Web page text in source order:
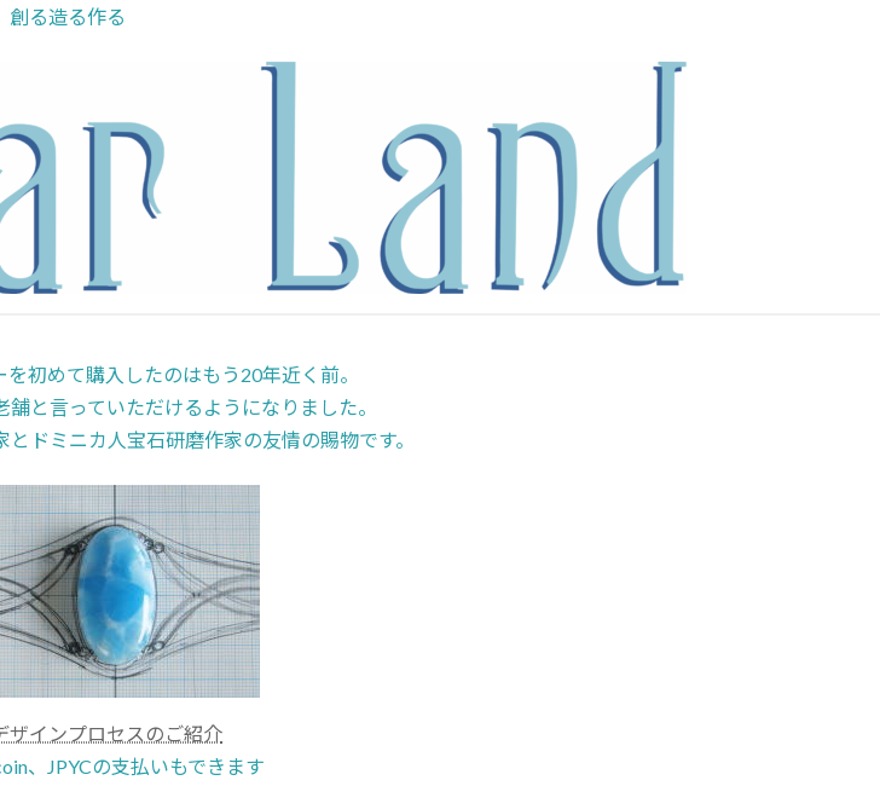
創る造る作る
初めて購入したのはもう20年近く前。
と言っていただけるようになりました。
ドミニカ人宝石研磨作家の友情の賜物です。
ザインプロセスのご紹介
、JPYCの支払いもできます